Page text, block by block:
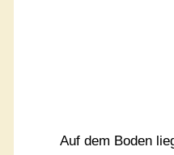
Auf dem Boden